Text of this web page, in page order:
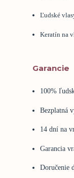
Ľudské
Keratín na
Garancie
100%
Bezplatná
14 dní na
Garancia
Doručenie